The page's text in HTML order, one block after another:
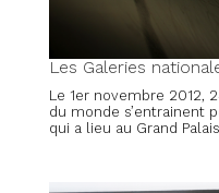
Les Galeries
Le 1er novembre 2012,
du monde s’entrainent
qui a lieu au Grand